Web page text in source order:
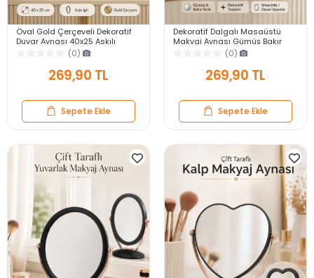
Oval Gold Çerçeveli Dekoratif
Duvar Aynası 40x25 Askılı
Modern Salon Antre Banyo
Yatak Odası Aynası
(0)
269,90 TL
Sepete Ekle
Dekoratif Dalgalı Masaüstü
Makyaj Aynası Gümüş Bakır
Çerçeveli Modern Yakın Duvar
(0)
269,90 TL
Sepete Ekle